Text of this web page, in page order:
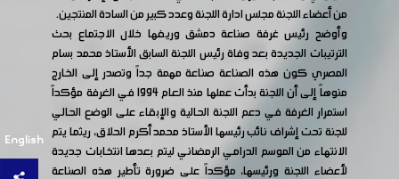
English
من أعضاء اللجنة مجلس ادارة اللجنة وعدد كبير من السادة المنتجين.
وأوضح رئيس غرفة صناعة دمشق وريفها خلال الاجتماع بحث
الترتيبات الجديدة بعد وفاة رئيس اللجنة السابق الأستاذ محمد بسام
المصري كون هذه الصناعة صناعة مهمة جداً وتصدر إلى الخارج
منوهاً إلى أن اللجنة بدأت عملها منذ العام 1994 في الغرفة مؤكداً
استمرار الغرفة في دعم اللجنة الحالية والإبقاء على الوضع الحالي
للجنة تحت إشراف نائب رئيسها الأستاذ محمد أكرم الحلاق، ريثما يتم
الانتهاء من الموسم الدرامي الرمضاني ليتم بعدها انتخابات جديدة
لأعضاء اللجنة ورئيسها، مؤكداً على ضرورة تأطير هذه الصناعة